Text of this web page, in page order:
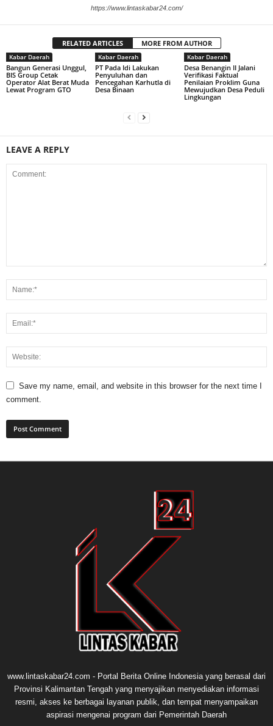
https://www.lintaskabar24.com/
RELATED ARTICLES MORE FROM AUTHOR
Kabar Daerah
Bangun Generasi Unggul,
BIS Group Cetak
Operator Alat Berat Muda
Lewat Program GTO
Kabar Daerah
PT Pada Idi Lakukan
Penyuluhan dan
Pencegahan Karhutla di
Desa Binaan
Kabar Daerah
Desa Benangin II Jalani
Verifikasi Faktual
Penilaian Proklim Guna
Mewujudkan Desa Peduli
Lingkungan
LEAVE A REPLY
Save my name, email, and website in this browser for the next time I
comment.
www.lintaskabar24.com - Portal Berita Online Indonesia yang berasal dari
Provinsi Kalimantan Tengah yang menyajikan menyediakan informasi
resmi, akses ke berbagai layanan publik, dan tempat menyampaikan
aspirasi mengenai program dari Pemerintah Daerah